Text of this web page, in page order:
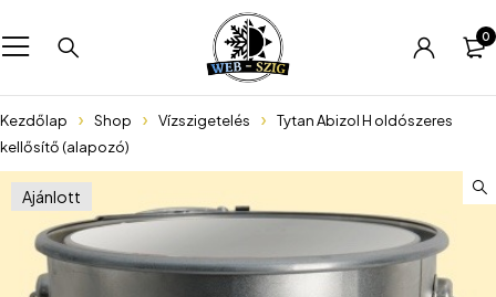
0
Kezdőlap Shop Vízszigetelés
Tytan Abizol H oldószeres
kellősítő (alapozó)
Ajánlott